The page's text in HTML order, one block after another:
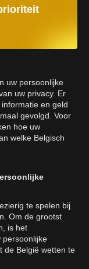
uw persoonlijke
uw privacy. Er
en geld
gevolgd. Voor
hoe uw
welke Belgisch
te spelen bij
Om de grootst
is het
persoonlijke
de België wetten te